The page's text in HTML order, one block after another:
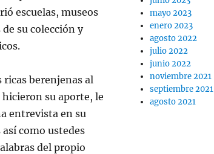
escuelas, museos
su colección y
ricas berenjenas al
hicieron su aporte, le
entrevista en su
como ustedes
del propio
mayo 2023
enero 2023
agosto 2022
julio 2022
junio 2022
noviembre 2021
septiembre 2021
agosto 2021